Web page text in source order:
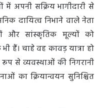
में अपनी सक्रिय भागीदारी से
दायित्व निभाने वाले नेता
और सांस्कृतिक मूल्यों को
हैं। चाहे वह कावड़ यात्रा हो
रूप से व्यवस्थाओं की निगरानी
का क्रियान्वयन सुनिश्चित